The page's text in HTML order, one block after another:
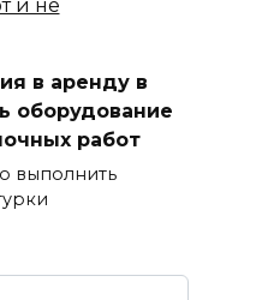
в аренду в
оборудование
работ
выполнить